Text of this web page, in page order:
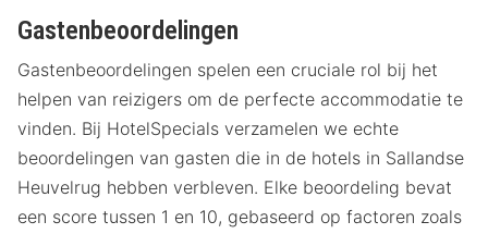
Gastenbeoordelingen
Gastenbeoordelingen spelen een cruciale rol bij het
helpen van reizigers om de perfecte accommodatie te
vinden. Bij HotelSpecials verzamelen we echte
beoordelingen van gasten die in de hotels in Sallandse
Heuvelrug hebben verbleven. Elke beoordeling bevat
een score tussen 1 en 10, gebaseerd op factoren zoals